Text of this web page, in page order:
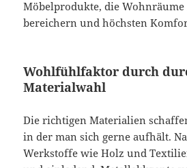
Möbelprodukte, die
bereichern und höchsten
Wohlfühlfaktor durch
Materialwahl
Die richtigen Materialien
in der man sich gerne aufhält.
Werkstoffe wie Holz und